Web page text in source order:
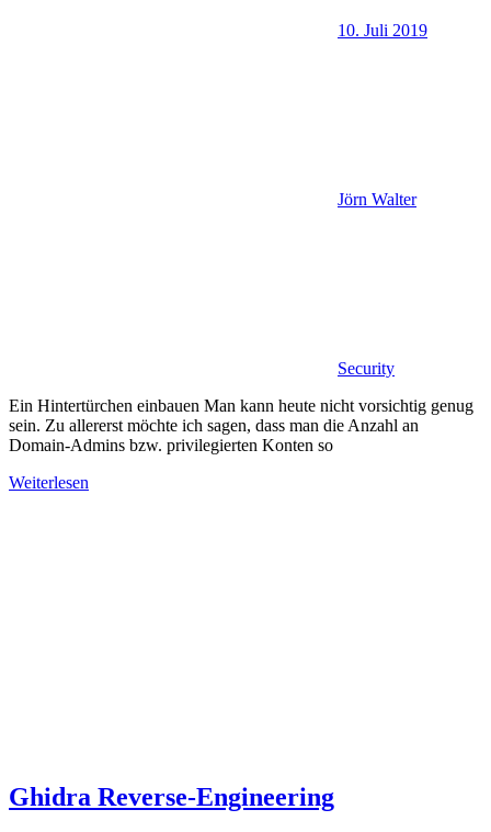
10. Juli 2019
Jörn Walter
Security
Ein Hintertürchen einbauen Man kann heute nicht vorsichtig genug
sein. Zu allererst möchte ich sagen, dass man die Anzahl an
Domain-Admins bzw. privilegierten Konten so
Weiterlesen
Ghidra Reverse-Engineering